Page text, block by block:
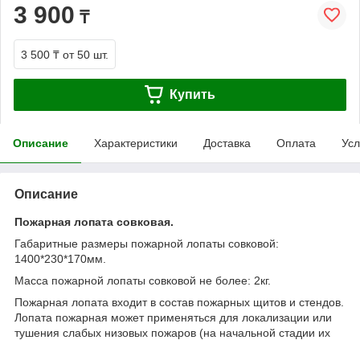
3 900 ₸
3 500 ₸ от 50 шт.
Купить
Описание Характеристики Доставка Оплата
Описание
Пожарная лопата совковая.
Габаритные размеры пожарной лопаты совковой:
1400*230*170мм.
Масса пожарной лопаты совковой не более: 2кг.
Пожарная лопата входит в состав пожарных щитов и стендов.
Лопата пожарная может применяться для локализации или
тушения слабых низовых пожаров (на начальной стадии их